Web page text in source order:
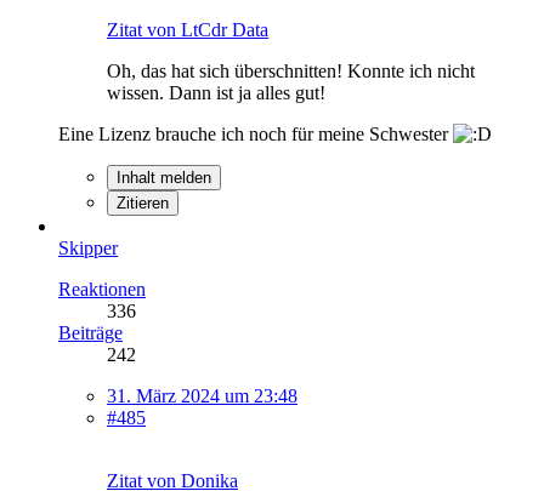
Zitat von LtCdr Data
Oh, das hat sich überschnitten! Konnte ich nicht
wissen. Dann ist ja alles gut!
Eine Lizenz brauche ich noch für meine Schwester
Inhalt melden
Zitieren
Skipper
Reaktionen
336
Beiträge
242
31. März 2024 um 23:48
#485
Zitat von Donika